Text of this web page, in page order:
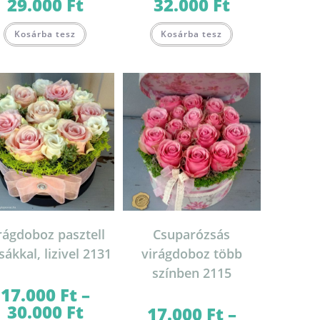
29.000 Ft16.000 Ft
29.000 Ft
Kosárba tesz a
van.
A
változatok
a
termékoldalon
választhatók
ki
32.000 Ft16.000 Ft
32.000 Ft
Kosárba tesz a
van.
A
változatok
a
termékoldalon
választhatók
ki
pasztell
lizivel 2131
17.000 Ft–
30.000 FtÁrtartomány:
17.000 Ft
Csuparózsás
virágdoboz több
színben 2115
17.000 Ft–